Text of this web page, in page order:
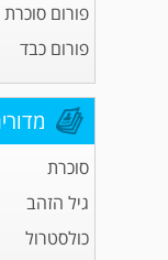
פורום סוכרת
פורום כבד
סוכרת
גיל הזהב
כולסטרול